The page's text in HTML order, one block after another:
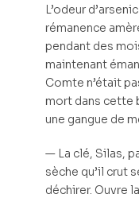
L’odeur
rémanence
pendant des
maintenant
Comte n’était
mort dans cette
une gangue de
— La clé, Silas,
sèche qu’il crut
déchirer. Ouvre